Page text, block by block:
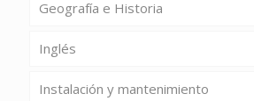
Geografía e Historia
Inglés
Instalación y mantenimiento